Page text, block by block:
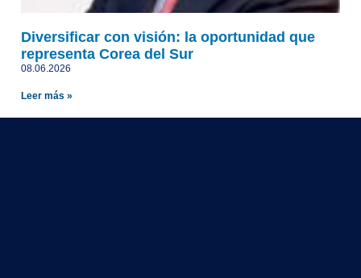
Diversificar con visión: la oportunidad que
representa Corea del Sur
08.06.2026
Leer más »